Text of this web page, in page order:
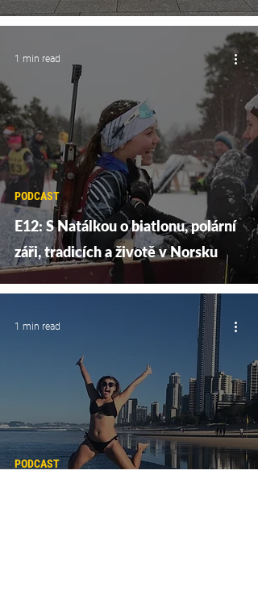
E12: S Natálkou o biatlonu, polární
záři, tradicích a životě v Norsku
PODCAST
1 min read
PODCAST
1 min read